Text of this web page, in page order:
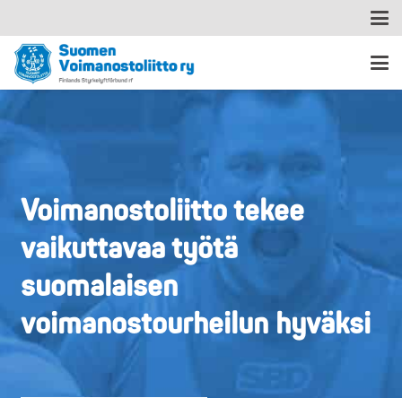
Voimanostoliitto tekee
vaikuttavaa työtä
suomalaisen
voimanostourheilun hyväksi